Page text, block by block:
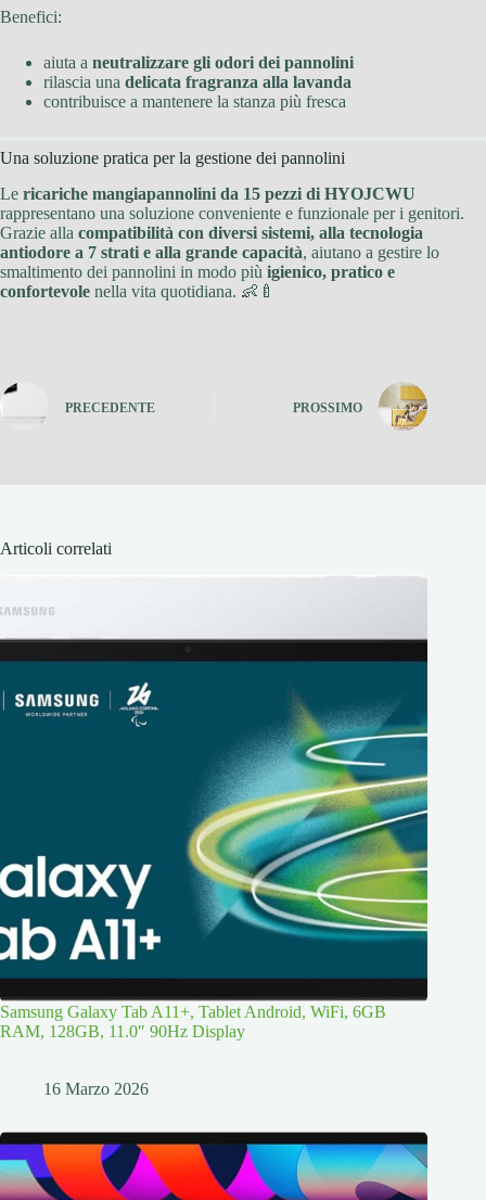
Benefici:
aiuta a neutralizzare gli odori dei pannolini
rilascia una delicata fragranza alla lavanda
contribuisce a mantenere la stanza più fresca
Una soluzione pratica per la gestione dei pannolini
Le ricariche mangiapannolini da 15 pezzi di HYOJCWU
rappresentano una soluzione conveniente e funzionale per i genitori.
Grazie alla compatibilità con diversi sistemi, alla tecnologia
antiodore a 7 strati e alla grande capacità, aiutano a gestire lo
smaltimento dei pannolini in modo più igienico, pratico e
confortevole nella vita quotidiana. 👶🍼
PRECEDENTE PROSSIMO
Articoli correlati
Samsung Galaxy Tab A11+, Tablet Android, WiFi, 6GB
RAM, 128GB, 11.0″ 90Hz Display
16 Marzo 2026